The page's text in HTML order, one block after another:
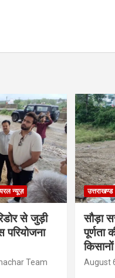
न्यूज़
से जुड़ी
परियोजना
Team
उत्तराखण्ड
सौड़ा
पूर्णता
August